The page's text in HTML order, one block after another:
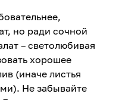
но ради сочной
– светолюбивая
хорошее
(иначе листья
Не забывайте